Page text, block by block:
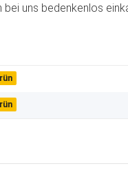
uns bedenkenlos